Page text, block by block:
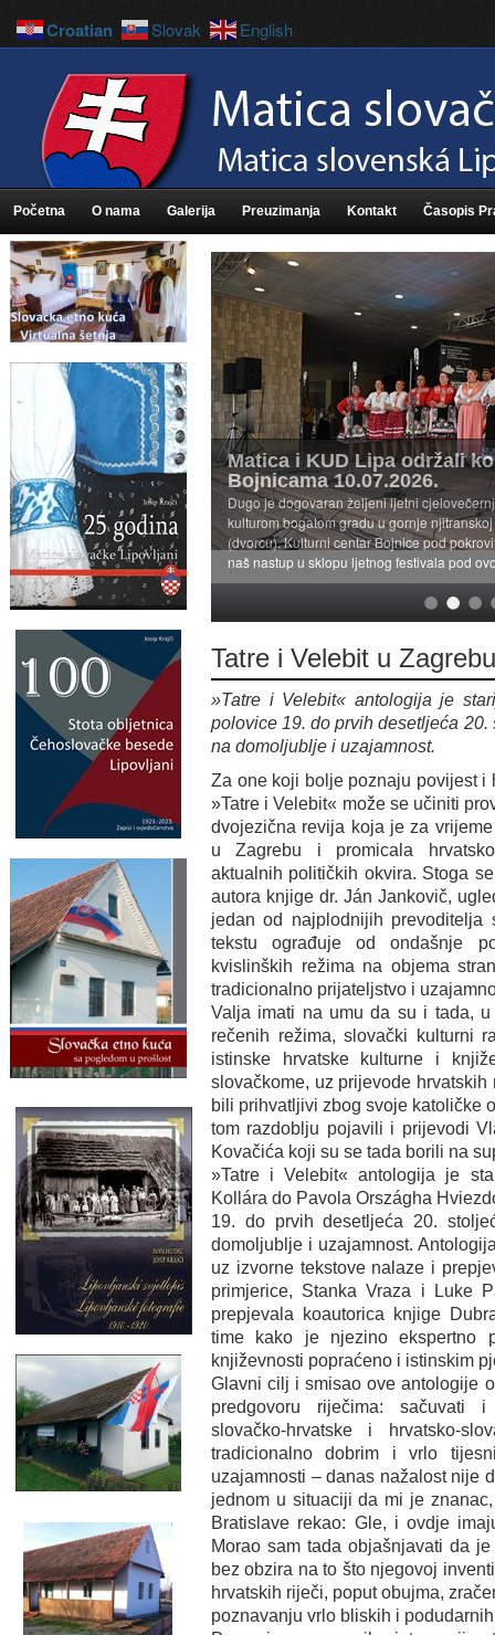
Početna O nama Galerija Preuzimanja Kontakt Časopis
Matica i KUD Lipa održali
Bojnicama 10.07.2026.
Dugo je dogovaran željeni ljetni
kulturom bogatom gradu u gornje
(dvorcu). Kulturni centar Bojnice pod
naš nastup u sklopu ljetnog festivala pod
Tatre i Velebit u
»Tatre i Velebit« antologija je
polovice 19. do prvih desetljeća
na domoljublje i uzajamnost.
Za one koji bolje poznaju povijest i
»Tatre i Velebit« može se učiniti
dvojezična revija koja je za
u Zagrebu i promicala
aktualnih političkih okvira. Stoga
autora knjige dr. Ján Jankovič,
jedan od najplodnijih prevoditelja
tekstu ograđuje od ondašnje
kvislinških režima na objema
tradicionalno prijateljstvo i
Valja imati na umu da su i tada, u
rečenih režima, slovački kulturni
istinske hrvatske kulturne i
slovačkome, uz prijevode
bili prihvatljivi zbog svoje katoličke
tom razdoblju pojavili i prijevodi
Kovačića koji su se tada borili na
»Tatre i Velebit« antologija je
Kollára do Pavola Országha
19. do prvih desetljeća 20.
domoljublje i uzajamnost.
uz izvorne tekstove nalaze i
primjerice, Stanka Vraza i Luke
prepjevala koautorica knjige
time kako je njezino ekspertno
književnosti popraćeno i istinskim
Glavni cilj i smisao ove antologije
predgovoru riječima: sačuvati
slovačko-hrvatske i hrvatsko-
tradicionalno dobrim i vrlo
uzajamnosti – danas nažalost nije
jednom u situaciji da mi je
Bratislave rekao: Gle, i ovdje
Morao sam tada objašnjavati da
bez obzira na to što njegovoj
hrvatskih riječi, poput obujma,
poznavanju vrlo bliskih i
Croatian Slovak English